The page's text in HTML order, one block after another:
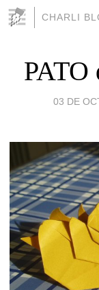
CHARLI
PATO
03 DE